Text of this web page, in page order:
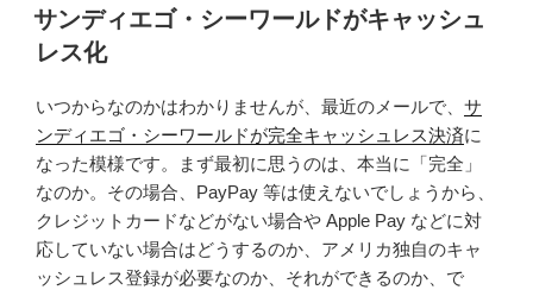
稿
日:
サンディエゴ・シーワールドがキャッシュ
レス化
いつからなのかはわかりませんが、最近のメールで、 サ
ンディエゴ・シーワールドが完全キャッシュレス決済に
なった模様です。まず最初に思うのは、本当に「完全」
なのか。その場合、PayPay 等は使えないでしょうから、
クレジットカードなどがない場合や Apple Pay などに対
応していない場合はどうするのか、アメリカ独自のキャ
ッシュレス登録が必要なのか、それができるのか、で